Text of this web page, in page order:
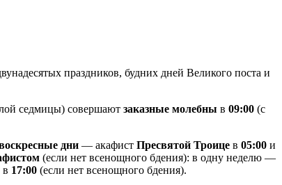
праздников, будних дней Великого поста и
седмицы) совершают заказные молебны в 09:00 (с
дни — акафист Пресвятой Троице в 05:00 и
(если нет всенощного бдения): в одну неделю —
в 17:00 (если нет всенощного бдения).